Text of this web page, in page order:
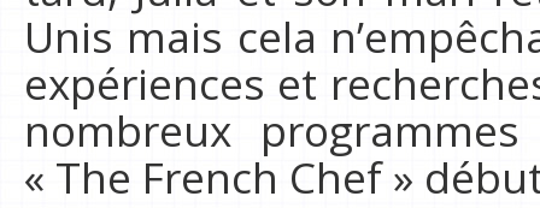
Unis mais cela
expériences et
nombreux
« The French Chef »